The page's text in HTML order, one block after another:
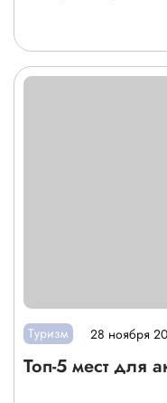
Туризм 28 ноября
Топ-5 мест для